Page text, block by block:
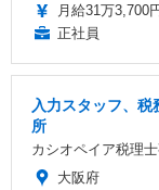
月給31万3,700
正社員
入力スタッフ、
所
カシオペイア税理
大阪府